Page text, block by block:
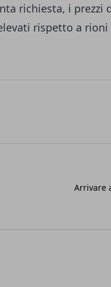
richiesta, i
rispetto a
Arrivare